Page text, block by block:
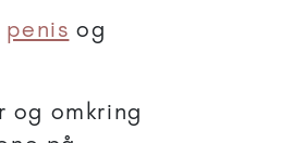
penis og
og omkring